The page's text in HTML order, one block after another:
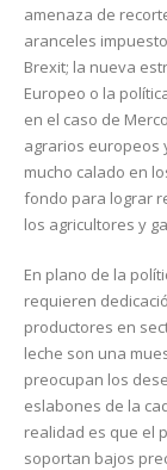
amenaza de
aranceles
Brexit; la nueva
Europeo o la
en el caso de
agrarios europeos
mucho calado en
fondo para lograr
los agricultores y
En plano de la
requieren
productores en
leche son una
preocupan los
eslabones de la
realidad es que el
soportan bajos